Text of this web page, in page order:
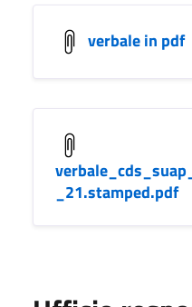
verbale in pdf
_21.stamped.pdf